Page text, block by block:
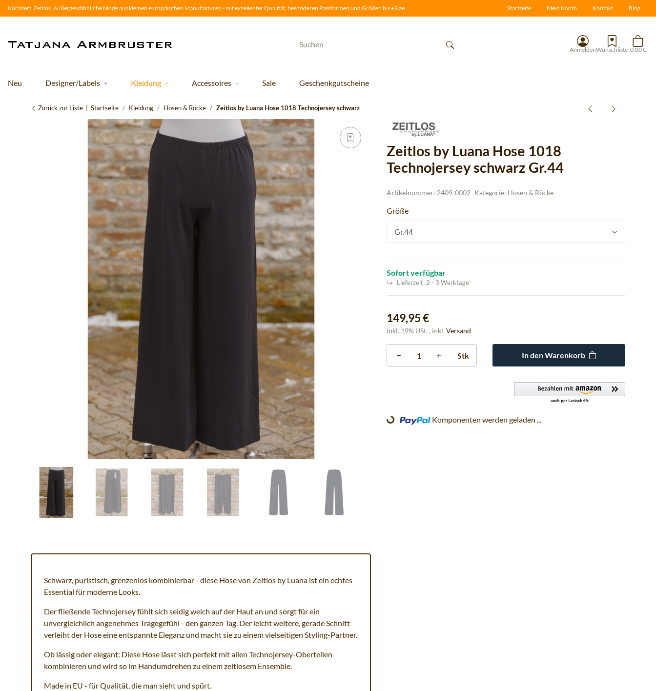
Kuratiert. Zeitlos. Außergewöhnliche Mode aus kleinen europäischen Manufakturen - mit exzellenter Qualität, besonderen Passformen und Größen bis +Size. Startseite Mein Konto Kontakt Blog
AnmeldenWunschliste 0,00 €
Neu Designer/Labels Kleidung Accessoires Sale Geschenkgutscheine
Zurück zur Liste Startseite Kleidung Hosen & Röcke Zeitlos by Luana Hose 1018 Technojersey schwarz
Zeitlos by Luana Hose 1018
Technojersey schwarz Gr.44
Artikelnummer: 2409-0002 Kategorie: Hosen & Röcke
Größe
Gr.44
Sofort verfügbar
Lieferzeit:2 - 3 Werktage
149,95 €
inkl. 19% USt. , inkl.Versand
Stk In den Warenkorb
Loading... Komponenten werden geladen ...
Schwarz, puristisch, grenzenlos kombinierbar - diese Hose von Zeitlos by Luana ist ein echtes
Essential für moderne Looks.
Der fließende Technojersey fühlt sich seidig weich auf der Haut an und sorgt für ein
unvergleichlich angenehmes Tragegefühl - den ganzen Tag. Der leicht weitere, gerade Schnitt
verleiht der Hose eine entspannte Eleganz und macht sie zu einem vielseitigen Styling-Partner.
Ob lässig oder elegant: Diese Hose lässt sich perfekt mit allen Technojersey-Oberteilen
kombinieren und wird so im Handumdrehen zu einem zeitlosem Ensemble.
Made in EU - für Qualität, die man sieht und spürt.